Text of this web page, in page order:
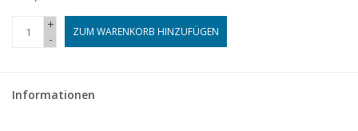
+
-
ZUM WARENKORB HINZUFÜGEN
Informationen